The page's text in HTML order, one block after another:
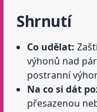
Shrnutí
Co udělat:
výhonů nad
postranní
Na co si dát
přesazenou